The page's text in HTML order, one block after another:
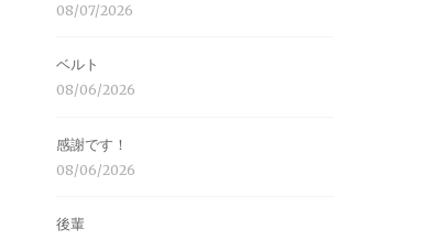
08/07/2026
ベルト
08/06/2026
感謝です！
08/06/2026
後輩